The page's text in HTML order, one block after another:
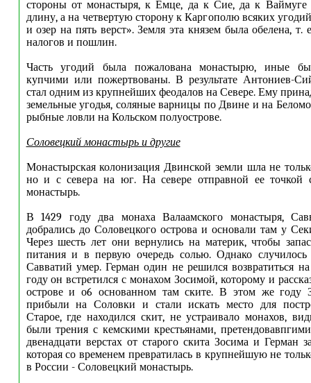
стороны от монастыря, к Емце, да к Сие, да к
длину, а на четвертую сторону к Каргополю всяких
и озер на пять верст». Земля эта князем была обелена, т.
налогов и пошлин.
Часть угодий была пожалована монастырю, иные
купчими или пожертвованы. В результате Антониев-
стал одним из крупнейших феодалов на Севере. Ему
земельные угодья, соляные варницы по Двине и на
рыбные ловли на Кольском полуострове.
Соловецкий монастырь и другие
Монастырская колонизация Двинской земли шла не
но и с севера на юг. На севере отправной ее точкой
монастырь.
В 1429 году два монаха Валаамского монастыря,
добрались до Соловецкого острова и основали там у
Через шесть лет они вернулись на материк, чтобы
питания и в первую очередь солью. Однако случилось
Савватий умер. Герман один не решился возвратиться
году он встретился с монахом Зосимой, которому и
острове и о6 основанном там ските. В этом же году
прибыли на Соловки и стали искать место для
Старое, где находился скит, не устраивало монахов,
были трения с кемскими крестьянами,
двенадцати верстах от старого скита Зосима и Герман
которая со временем превратилась в крупнейшую не
в России - Соловецкий монастырь.